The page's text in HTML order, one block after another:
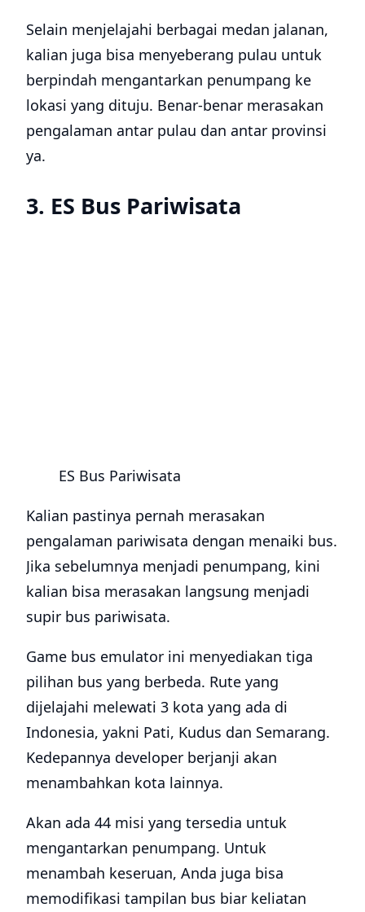
Selain menjelajahi berbagai medan jalanan,
kalian juga bisa menyeberang pulau untuk
berpindah mengantarkan penumpang ke
lokasi yang dituju. Benar-benar merasakan
pengalaman antar pulau dan antar provinsi
ya.
3. ES Bus Pariwisata
ES Bus Pariwisata
Kalian pastinya pernah merasakan
pengalaman pariwisata dengan menaiki bus.
Jika sebelumnya menjadi penumpang, kini
kalian bisa merasakan langsung menjadi
supir bus pariwisata.
Game bus emulator ini menyediakan tiga
pilihan bus yang berbeda. Rute yang
dijelajahi melewati 3 kota yang ada di
Indonesia, yakni Pati, Kudus dan Semarang.
Kedepannya developer berjanji akan
menambahkan kota lainnya.
Akan ada 44 misi yang tersedia untuk
mengantarkan penumpang. Untuk
menambah keseruan, Anda juga bisa
memodifikasi tampilan bus biar keliatan